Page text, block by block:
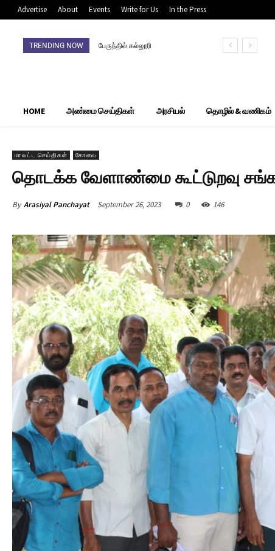
Advertise About Events Write for Us In the Press
TRENDING NOW
பேருந்தில் கல்லூரி
HOME அண்மை செய்திகள் அரசியல் தொழில் & வணிகம்
மாவட்ட செய்திகள் கோவை
தொடக்க வேளாண்மை கூட்டுறவு
By Arasiyal Panchayat September 26, 2023 0 146